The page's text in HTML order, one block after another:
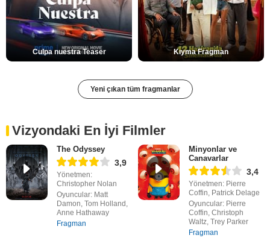
Culpa nuestra Teaser Kıyma Fragman
Yeni çıkan tüm fragmanlar
Vizyondaki En İyi Filmler
The Odyssey
3,9
Yönetmen:
Christopher Nolan
Oyuncular: Matt
Damon, Tom Holland,
Anne Hathaway
Fragman
Minyonlar ve
Canavarlar
3,4
Yönetmen: Pierre
Coffin, Patrick Delage
Oyuncular: Pierre
Coffin, Christoph
Waltz, Trey Parker
Fragman